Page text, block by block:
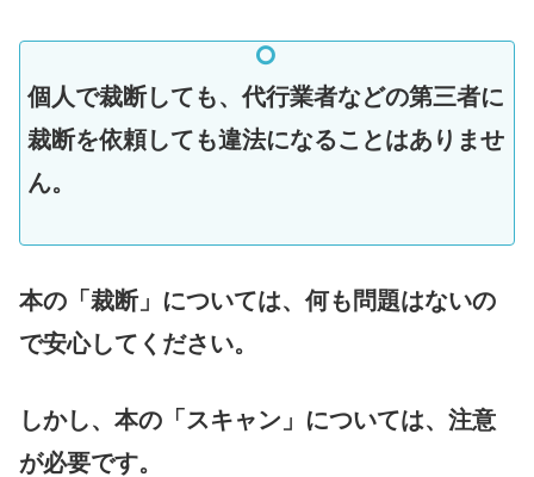
個人で裁断しても、代行業者などの第三者に
裁断を依頼しても違法になることはありませ
ん。
本の「裁断」については、何も問題はないの
で安心してください。
しかし、本の「スキャン」については、注意
が必要です。